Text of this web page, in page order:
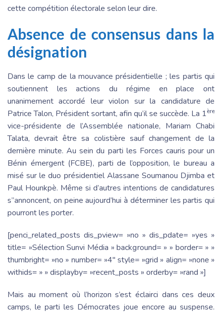
cette compétition électorale selon leur dire.
Absence de consensus dans la
désignation
Dans le camp de la mouvance présidentielle ; les partis qui
soutiennent les actions du régime en place ont
unanimement accordé leur violon sur la candidature de
Patrice Talon, Président sortant, afin qu’il se succède. La 1ère
vice-présidente de l’Assemblée nationale, Mariam Chabi
Talata, devrait être sa colistière sauf changement de la
dernière minute. Au sein du parti les Forces cauris pour un
Bénin émergent (FCBE), parti de l’opposition, le bureau a
misé sur le duo présidentiel Alassane Soumanou Djimba et
Paul Hounkpè. Même si d’autres intentions de candidatures
s’’annoncent, on peine aujourd’hui à déterminer les partis qui
pourront les porter.
[penci_related_posts dis_pview= »no » dis_pdate= »yes »
title= »Sélection Sunvi Média » background= » » border= » »
thumbright= »no » number= »4″ style= »grid » align= »none »
withids= » » displayby= »recent_posts » orderby= »rand »]
Mais au moment où l’horizon s’est éclairci dans ces deux
camps, le parti les Démocrates joue encore au suspense.